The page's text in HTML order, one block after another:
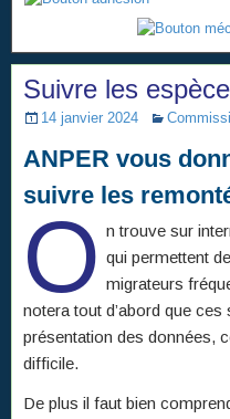
Suivre les
14 janvier 2024
ANPER vous
suivre les
O n trouve sur
qui permettent
migrateurs
notera tout d’abord que
présentation des données,
difficile.
De plus il faut bien